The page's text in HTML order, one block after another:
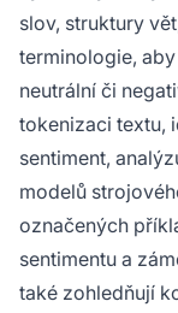
slov, struktury
terminologie,
neutrální či
tokenizaci textu,
sentiment,
modelů
označených
sentimentu a
také zohledňují